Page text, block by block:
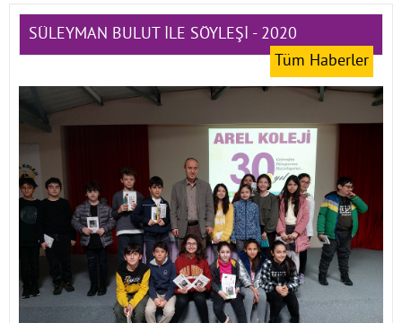
Okullarımız
Kampüs Olanakları
İletişim
SÜLEYMAN BULUT İLE SÖYLEŞİ - 2020
Tüm Haberler